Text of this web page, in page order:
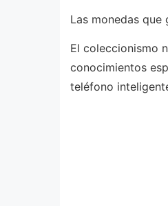
Las monedas
El coleccionismo
conocimientos
teléfono